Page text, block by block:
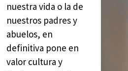
nuestra vida o la de
nuestros padres y
abuelos, en
definitiva pone en
valor cultura y